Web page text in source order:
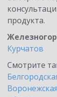
продукта.
Курчатов
Смотрите